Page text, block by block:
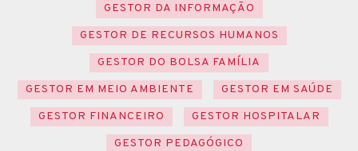
GESTOR DA INFORMAÇÃO
GESTOR DE RECURSOS HUMANOS
GESTOR DO BOLSA FAMÍLIA
GESTOR EM MEIO AMBIENTE
GESTOR EM SAÚDE
GESTOR FINANCEIRO
GESTOR HOSPITALAR
GESTOR PEDAGÓGICO